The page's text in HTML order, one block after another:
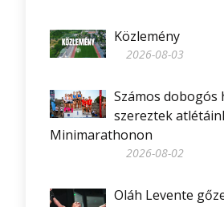
Közlemény
2026-08-03
Számos dobogós
szereztek
Minimarathonon
2026-08-02
Oláh Levente